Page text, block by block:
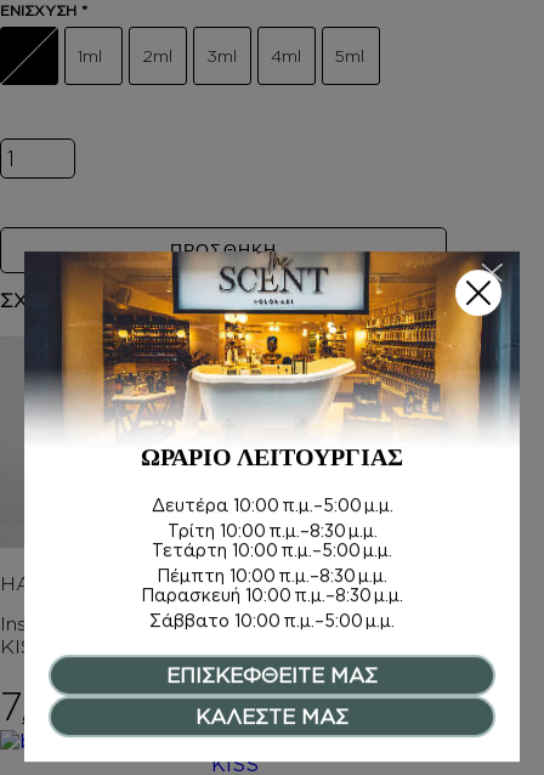
ΕΝΙΣΧΥΣΗ *
1ml 2ml 3ml 4ml 5ml
Inspired by CANDY KISS ποσότητα
ΠΡΟΣΘΗΚΗ
ΣΧΕΤΙΚΑ ΠΡΟΪΟΝΤΑ
HAND CREAM
Inspired by CANDY
KISS
7,50€
HAIR MIST
Inspired by CANDY
11,00€
ΩΡΑΡΙΟ ΛΕΙΤΟΥΡΓΙΑΣ
Δευτέρα 10:00 π.μ.–5:00 μ.μ.
Τρίτη 10:00 π.μ.–8:30 μ.μ.
Τετάρτη 10:00 π.μ.–5:00 μ.μ.
Πέμπτη 10:00 π.μ.–8:30 μ.μ.
Παρασκευή 10:00 π.μ.–8:30 μ.μ.
Σάββατο 10:00 π.μ.–5:00 μ.μ.
ΕΠΙΣΚΕΦΘΕΙΤΕ ΜΑΣ
ΚΑΛΕΣΤΕ ΜΑΣ